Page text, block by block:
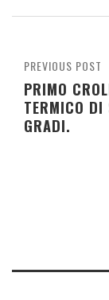
PREVIOUS POST
PRIMO
TERMICO DI
GRADI.